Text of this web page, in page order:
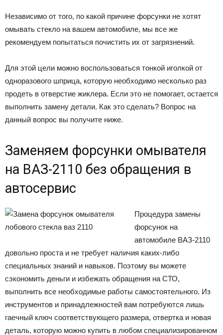
Независимо от того, по какой причине форсунки не хотят
омывать стекло на вашем автомобиле, мы все же
рекомендуем попытаться почистить их от загрязнений.
Для этой цели можно воспользоваться тонкой иголкой от
одноразового шприца, которую необходимо несколько раз
продеть в отверстие жиклера. Если это не помогает, остается
выполнить замену детали. Как это сделать? Вопрос на
данный вопрос вы получите ниже.
Заменяем форсунки омывателя
на ВАЗ-2110 без обращения в
автосервис
Процедура замены
форсунок на
автомобиле ВАЗ-2110
довольно проста и не требует наличия каких-либо
специальных знаний и навыков. Поэтому вы можете
сэкономить деньги и избежать обращения на СТО,
выполнить все необходимые работы самостоятельного. Из
инструментов и принадлежностей вам потребуются лишь
гаечный ключ соответствующего размера, отвертка и новая
деталь, которую можно купить в любом специализированном